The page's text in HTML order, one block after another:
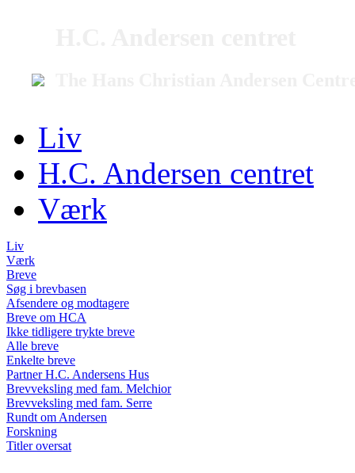
Liv
H.C. Andersen centret
Værk
Liv
Værk
Breve
Søg i brevbasen
Afsendere og modtagere
Breve om HCA
Ikke tidligere trykte breve
Alle breve
Enkelte breve
Partner H.C. Andersens Hus
Brevveksling med fam. Melchior
Brevveksling med fam. Serre
Rundt om Andersen
Forskning
Titler oversat